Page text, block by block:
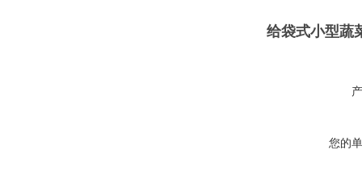
给袋式小型蔬
您的